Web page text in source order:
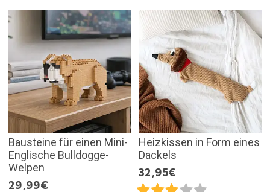
Bausteine für einen Mini-
Englische Bulldogge-
Welpen
29,99€
Heizkissen in Form eines
Dackels
32,95€